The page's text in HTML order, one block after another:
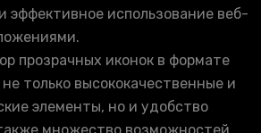
эффективное использование веб-
прозрачных иконок в формате
только высококачественные и
элементы, но и удобство